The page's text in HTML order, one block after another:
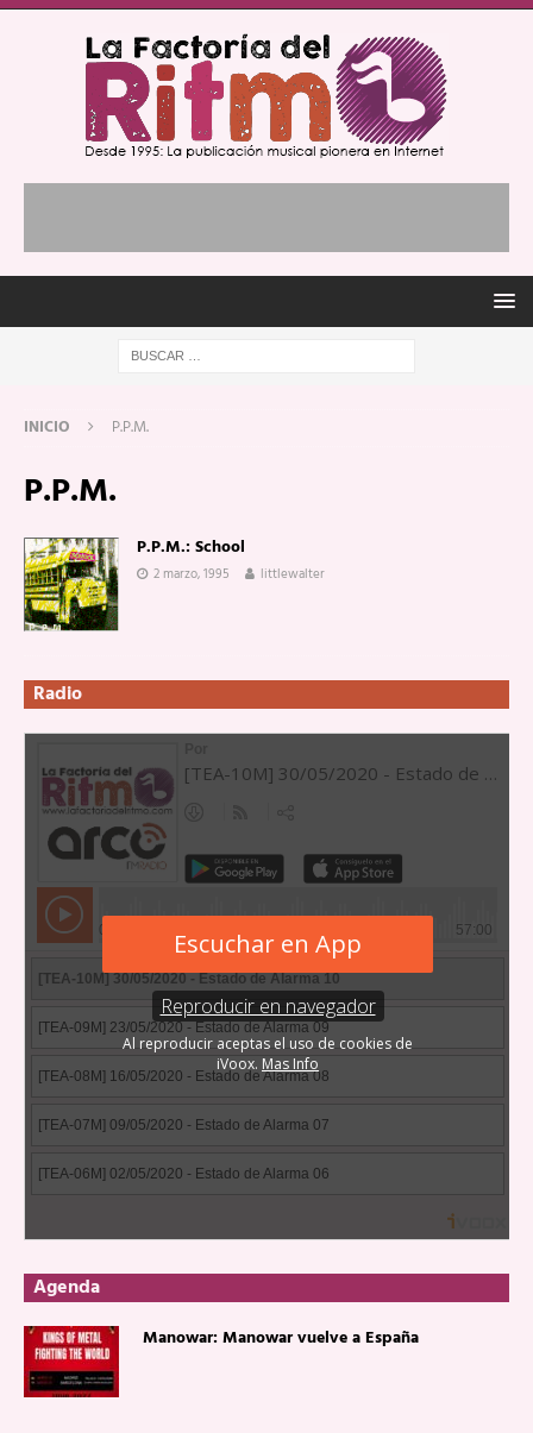
INICIO P.P.M.
P.P.M.
P.P.M.: School
2 marzo, 1995 littlewalter
Radio
Agenda
Manowar: Manowar vuelve a España